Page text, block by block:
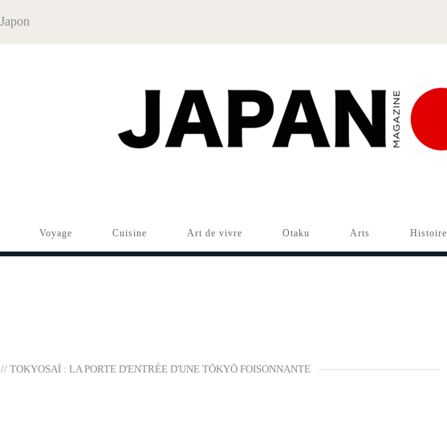
Voyage Cuisine Art de vivre Otaku Arts Histoire
TOKYOSAÏ : LA PORTE D'ENTRÉE D'UNE TŌKYŌ FOISONNANTE